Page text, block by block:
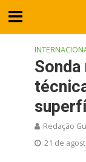
Redação
21 de